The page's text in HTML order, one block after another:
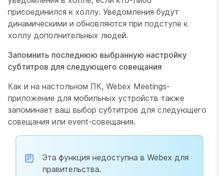
присоединился к холлу. Уведомления будут
динамическими и обновляются при подступе к
холлу дополнительных людей.
Запомнить последнюю выбранную настройку
субтитров для следующего совещания
Как и на настольном ПК, Webex Meetings-
приложение для мобильных устройств также
запоминает ваш выбор субтитров для следующего
совещания или event-совещания.
Эта функция недоступна в Webex для
правительства.